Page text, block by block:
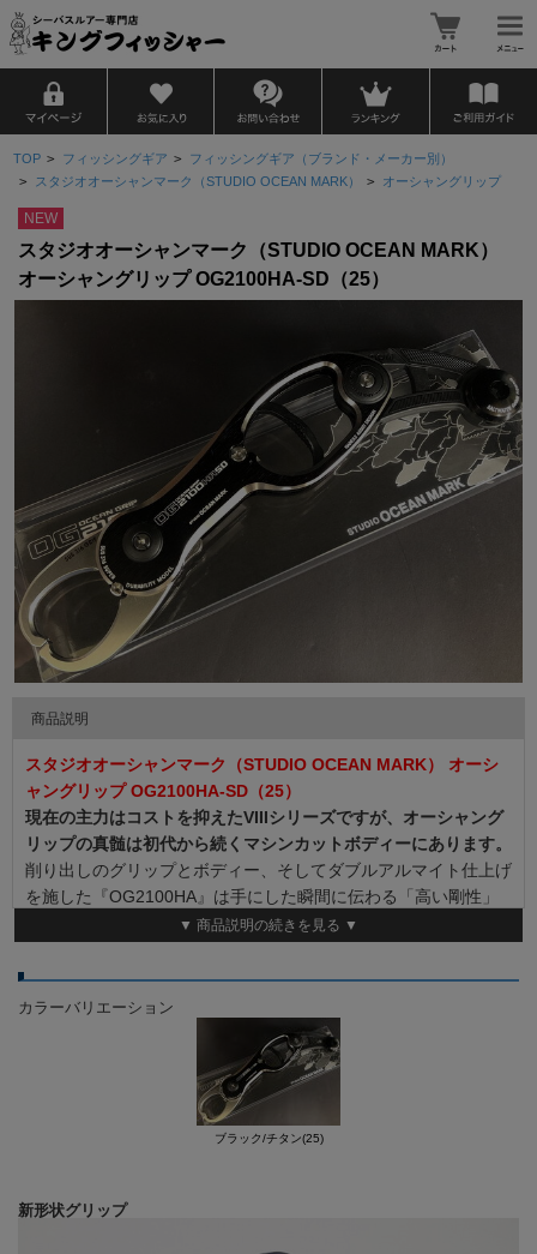
TOP > フィッシングギア > フィッシングギア（ブランド・メーカー別）
> スタジオオーシャンマーク（STUDIO OCEAN MARK） > オーシャングリップ
NEW
スタジオオーシャンマーク（STUDIO OCEAN MARK）
オーシャングリップ OG2100HA-SD（25）
商品説明
スタジオオーシャンマーク（STUDIO OCEAN MARK） オーシ
ャングリップ OG2100HA-SD（25）
現在の主力はコストを抑えたVIIIシリーズですが、オーシャング
リップの真髄は初代から続くマシンカットボディーにあります。
削り出しのグリップとボディー、そしてダブルアルマイト仕上げ
を施した『OG2100HA』は手にした瞬間に伝わる「高い剛性」
と「質感」で、私たちに原点を思い出させます。
まります。
グリップとボディーは軽量で剛性の高いアルミ材を採用し、加工
プログラムが複雑な可変チャムファー(面取り)仕上げを施しまし
た。また、チャムファー部は本体色とは異なるダブルアルマイト
フィニッシュ。 平面ボディーでありながら立体的な造形美を醸
ボディー先端部から後端部までバランスよく4点のネジで固定し
計です。
▼ 商品説明の続きを見る ▼
カラーバリエーション
ブラック/チタン(25)
新形状グリップ